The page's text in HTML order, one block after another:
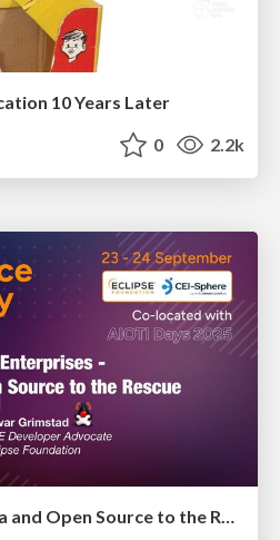
10 Years Later
0 2.2k
AI in Enterprises - Java and Open Source to the Rescue